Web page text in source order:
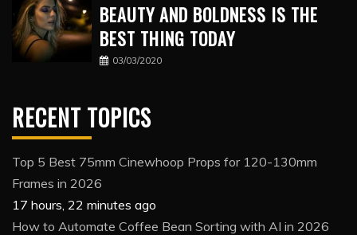
BEAUTY AND BOLDNESS IS THE
BEST THING TODAY
03/03/2020
RECENT TOPICS
Top 5 Best 75mm Cinewhoop Props for 120-130mm
Frames in 2026
17 hours, 22 minutes ago
How to Automate Coffee Bean Sorting with AI in 2026